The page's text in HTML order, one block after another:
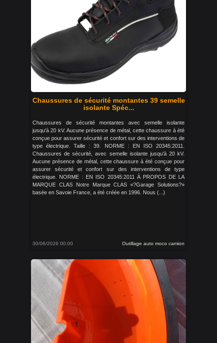
Chaussures de sécurité montantes 39 semelle
isolante Spéc...
Chaussures de sécurité montantes avec semelle isolante
jusqu'à 20 kV. Aucune présence de métal, cette chaussure à été
conçue pour assurer sécurité et confort sur des interventions de
type électrique. Taille : 39. NORME : EN ISO 20345:2011.
Chaussures de sécurité, avec semelle isolante jusqu'à 20 kV.
Aucune présence de métal, cette chaussure à été conçue pour
assurer sécurité et confort sur des interventions de type
électrique. NORME : EN ISO 20345:2011 À PROPOS DE LA
MARQUE CLAS Notre Marque CLAS «?Garage Solutions?»
basée en Savoie France, a été créée en 1996. Nous (...)
30/06/2026 00:00 Outillage auto moco camion